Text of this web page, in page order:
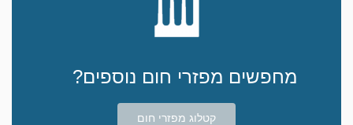
מחפשים מפזרי חום נוספים?
קטלוג מפזרי חום